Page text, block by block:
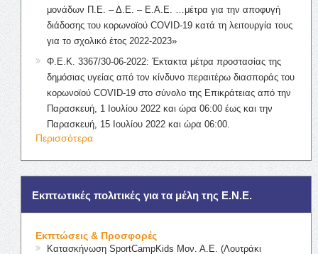
μονάδων Π.Ε. – Δ.Ε. – Ε.Α.Ε. …μέτρα για την αποφυγή
διάδοσης του κορωνοϊού COVID-19 κατά τη λειτουργία τους
για το σχολικό έτος 2022-2023»
Φ.Ε.Κ. 3367/30-06-2022: Έκτακτα μέτρα προστασίας της
δημόσιας υγείας από τον κίνδυνο περαιτέρω διασποράς του
κορωνοϊού COVID-19 στο σύνολο της Επικράτειας από την
Παρασκευή, 1 Ιουλίου 2022 και ώρα 06:00 έως και την
Παρασκευή, 15 Ιουλίου 2022 και ώρα 06:00.
Περισσότερα
Εκπτωτικές πολιτικές για τα μέλη της Ε.Ν.Ε.
Εκπτώσεις & Προσφορές
Κατασκήνωση SportCampKids Μον. Α.Ε. (Λουτράκι